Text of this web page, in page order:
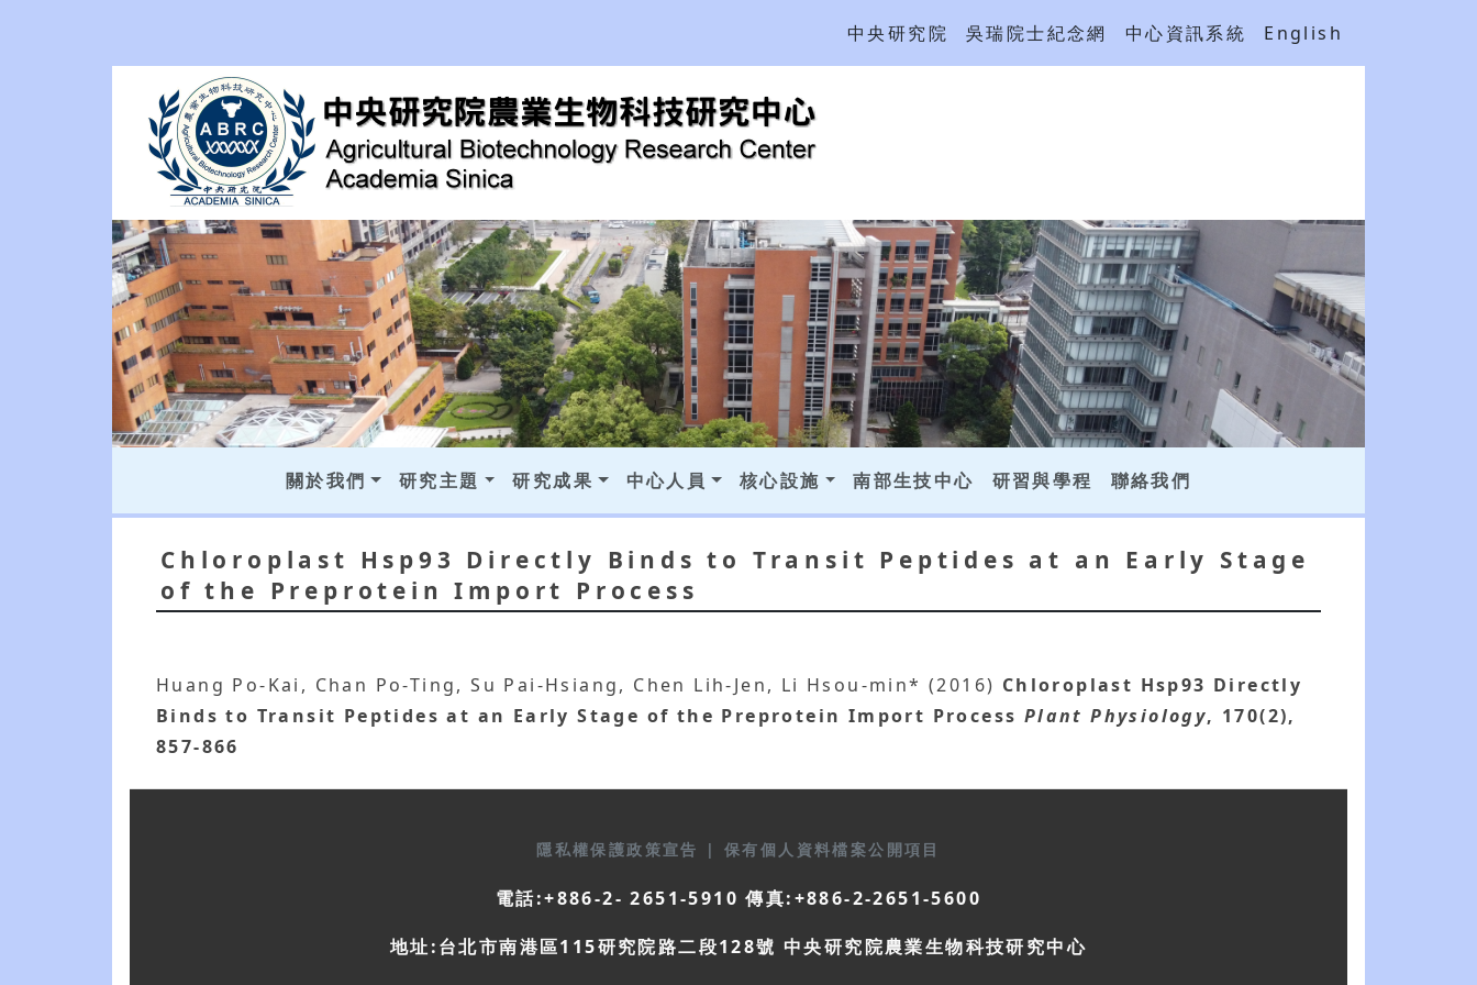
中央研究院 吳瑞院士紀念網 中心資訊系統 English
關於我們 研究主題 研究成果 中心人員 核心設施 南部生技中心 研習與學程 聯絡我們
Chloroplast Hsp93 Directly Binds to Transit Peptides at an Early Stage
of the Preprotein Import Process
Huang Po-Kai, Chan Po-Ting, Su Pai-Hsiang, Chen Lih-Jen, Li Hsou-min* (2016) Chloroplast Hsp93 Directly
Binds to Transit Peptides at an Early Stage of the Preprotein Import Process Plant Physiology, 170(2),
857-866
隱私權保護政策宣告 | 保有個人資料檔案公開項目
電話:+886-2- 2651-5910 傳真:+886-2-2651-5600
地址:台北市南港區115研究院路二段128號 中央研究院農業生物科技研究中心